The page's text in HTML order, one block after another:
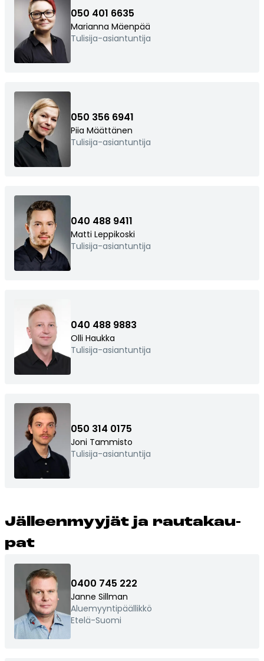
Esitteet, hinnastot ja ohjeet
Tiileri lasku
Kotikäynti
Julkisivutiilet
Tiililaatat
Aukonylitysratkaisut ja
Tiilimuurauskannakejärjestelmät
Kohdegalleria
Tiilityökalu
Esitteet
Verkkokauppa
Kamiinat ja kevyet tulisijat
Grillit ja pihakeittiöt
Tiilet
Laastit
Kiukaat ja kiuaskivet
Käyttöehdot
Peruuta verkkokauppatilauksesi
Yhteystiedot
050 401 6635
Marianna Mäenpää
Tulisija-asiantuntija
050 356 6941
Piia Määttänen
Tulisija-asiantuntija
040 488 9411
Matti Leppikoski
Tulisija-asiantuntija
040 488 9883
Olli Haukka
Tulisija-asiantuntija
050 314 0175
Joni Tammisto
Tulisija-asiantuntija
Jäl­leen­myy­jät ja rau­ta­kau­
pat
0400 745 222
Janne Sillman
Aluemyyntipäällikkö
Etelä-Suomi